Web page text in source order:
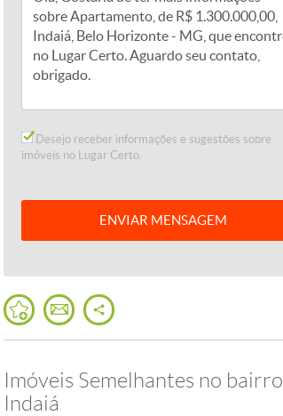
Desejo receber informações e sugestões sobre
imóveis no Lugar Certo.
ENVIAR MENSAGEM
Imóveis Semelhantes no bairro
Indaiá